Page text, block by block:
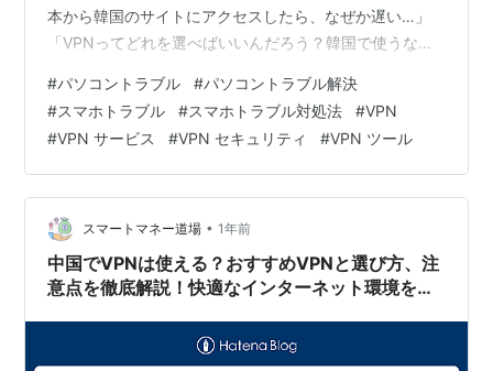
本から韓国のサイトにアクセスしたら、なぜか遅い…」
「VPNってどれを選べばいいんだろう？韓国で使うな
国コスメ、グルメなど、今や世界中で大人気の韓国エン
タメやカルチャー。日本からも多くの人が韓国コンテン
ツを楽しんだり、韓国へ旅行・出張に行ったりしていま
すよね。しかし、インターネットの世界では、**「地域
制限」**という壁にぶつかることがあります。例えば、
韓国でしか配信されてい…
#パソコントラブル #パソコントラブル解決
#スマホトラブル #スマホトラブル対処法 #VPN
#VPN サービス #VPN セキュリティ #VPN ツール
スマートマネー道場 • 1年前
中国でVPNは使える？おすすめVPNと選び方、注
意点を徹底解説！快適なインターネット環境を手